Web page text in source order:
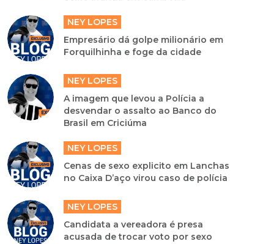
NEY LOPES
Empresário dá golpe milionário em
Forquilhinha e foge da cidade
NEY LOPES
A imagem que levou a Polícia a
desvendar o assalto ao Banco do
Brasil em Criciúma
NEY LOPES
Cenas de sexo explicito em Lanchas
no Caixa D’aço virou caso de polícia
NEY LOPES
Candidata a vereadora é presa
acusada de trocar voto por sexo